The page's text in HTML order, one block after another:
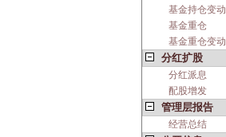
基金持仓变动
基金重仓
基金重仓变动
分红扩股
分红派息
配股增发
管理层报告
经营总结